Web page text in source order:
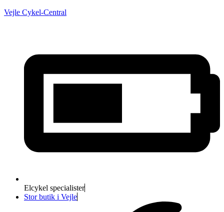
Vejle Cykel-Central
Elcykel specialister
Stor butik i Vejle